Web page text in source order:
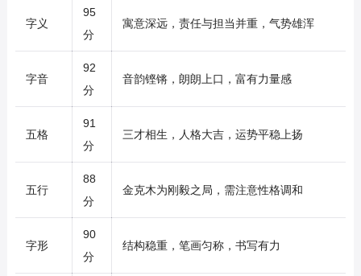
字义
95
分
寓意深远，责任与担当并重，气势雄浑
字音
92
分
音韵铿锵，朗朗上口，富有力量感
五格
91
分
三才相生，人格大吉，运势平稳上扬
五行
88
分
金克木为刚毅之局，需注意性格调和
字形
90
分
结构稳重，笔画匀称，书写有力